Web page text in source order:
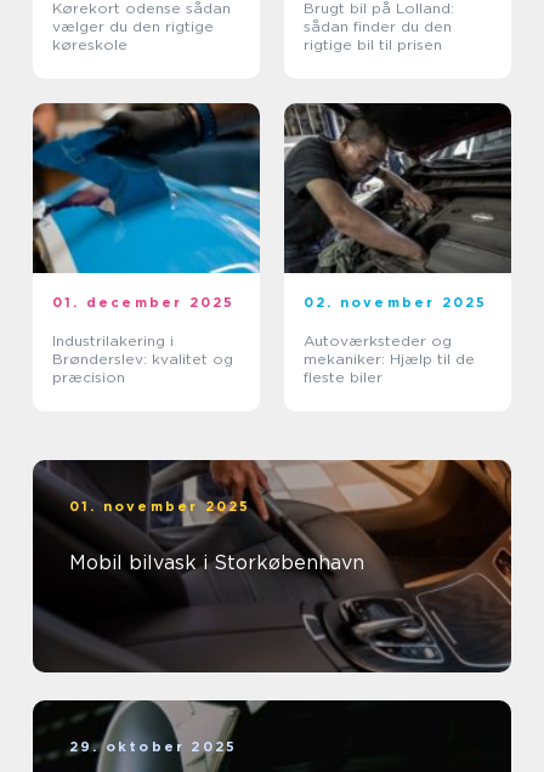
Kørekort odense sådan
vælger du den rigtige
køreskole
Brugt bil på Lolland:
sådan finder du den
rigtige bil til prisen
01. december 2025
Industrilakering i
Brønderslev: kvalitet og
præcision
02. november 2025
Autoværksteder og
mekaniker: Hjælp til de
fleste biler
01. november 2025
Mobil bilvask i Storkøbenhavn
29. oktober 2025